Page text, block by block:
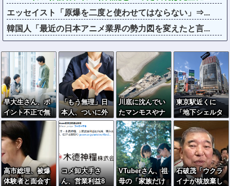
エッセイスト「原爆を二度と使わせてはならない」⇒...
韓国人「最近の日本アニメ業界の勢力図を変えたと言...
早大生さん、ポ
イント不正で無
銭飲食ｗｗｗ大
学が異例の警告
へ
「もう無理」日
本人、ついに外
国人受け入れ拒
否へ…
川底に沈んでい
たマンモスやナ
チス軍艦など露
出、熱波でドナ
ウ川が歴史的渇
水！
東京駅近くに
「地下シェルタ
ー」整備を正式
表明…小池百合
子知事「多くの
方が滞在、施設
整備の効果高
い」
高市総理、被爆
体験者と面会す
コメ卸大手さ
ん、営業利益8
VTuberさん、祖
母の「家族だけ
石破茂「ウクラ
イナが核放棄し